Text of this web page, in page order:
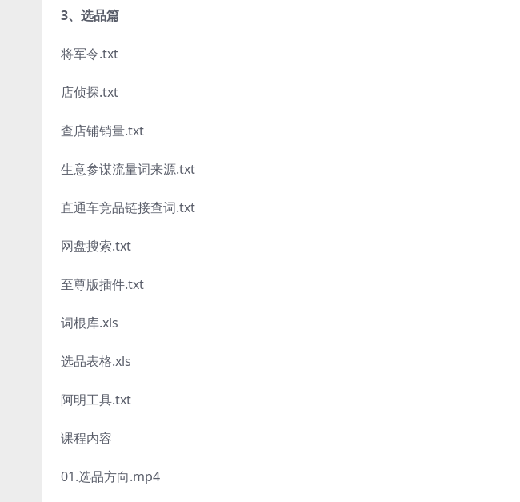
3、选品篇
将军令.txt
店侦探.txt
查店铺销量.txt
生意参谋流量词来源.txt
直通车竞品链接查词.txt
网盘搜索.txt
至尊版插件.txt
词根库.xls
选品表格.xls
阿明工具.txt
课程内容
01.选品方向.mp4